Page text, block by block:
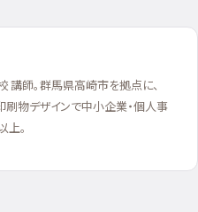
師。群馬県高崎市を拠点に、
刷物デザインで中小企業・個人事
。